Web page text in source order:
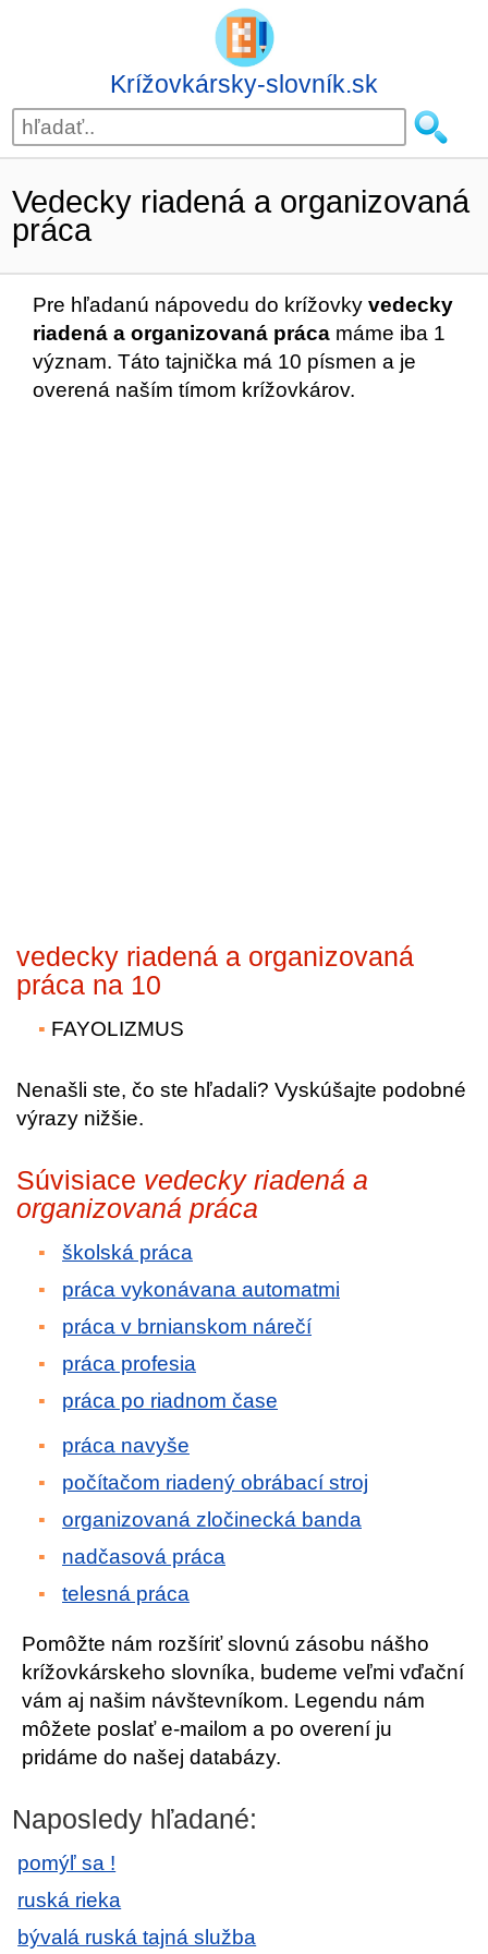
Krížovkársky-slovník.sk
Vedecky riadená a organizovaná
práca
Pre hľadanú nápovedu do krížovky vedecky
riadená a organizovaná práca máme iba 1
význam. Táto tajnička má 10 písmen a je
overená naším tímom krížovkárov.
vedecky riadená a organizovaná
práca na 10
FAYOLIZMUS
Nenašli ste, čo ste hľadali? Vyskúšajte podobné
výrazy nižšie.
Súvisiace vedecky riadená a
organizovaná práca
školská práca
práca vykonávana automatmi
práca v brnianskom nárečí
práca profesia
práca po riadnom čase
práca navyše
počítačom riadený obrábací stroj
organizovaná zločinecká banda
nadčasová práca
telesná práca
Pomôžte nám rozšíriť slovnú zásobu nášho
krížovkárskeho slovníka, budeme veľmi vďační
vám aj našim návštevníkom. Legendu nám
môžete poslať e-mailom a po overení ju
pridáme do našej databázy.
Naposledy hľadané:
pomýľ sa !
ruská rieka
bývalá ruská tajná služba